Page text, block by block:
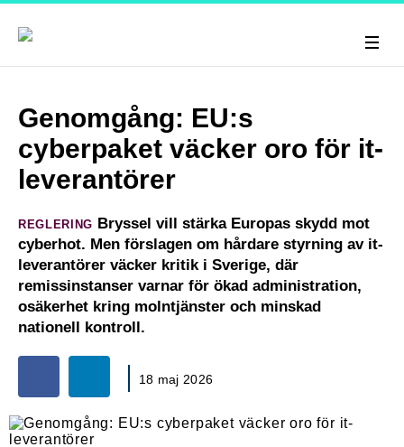
Genomgång: EU:s
cyberpaket väcker oro för it-
leverantörer
REGLERING Bryssel vill stärka Europas skydd mot
cyberhot. Men förslagen om hårdare styrning av it-
leverantörer väcker kritik i Sverige, där
remissinstanser varnar för ökad administration,
osäkerhet kring molntjänster och minskad
nationell kontroll.
18 maj 2026